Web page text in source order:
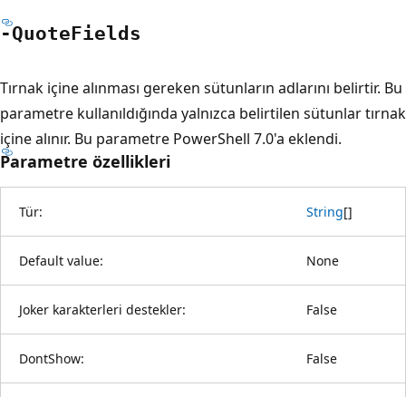
-QuoteFields
Tırnak içine alınması gereken sütunların adlarını belirtir. Bu
parametre kullanıldığında yalnızca belirtilen sütunlar tırnak
içine alınır. Bu parametre PowerShell 7.0'a eklendi.
Parametre özellikleri
Tür: String[]
Default value: None
Joker karakterleri destekler: False
DontShow: False